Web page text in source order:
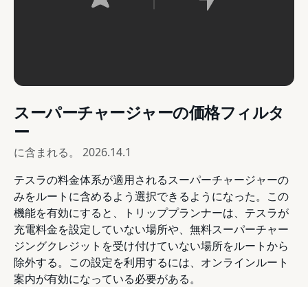
スーパーチャージャーの価格フィルタ
ー
に含まれる。 2026.14.1
テスラの料金体系が適用されるスーパーチャージャーの
みをルートに含めるよう選択できるようになった。この
機能を有効にすると、トリッププランナーは、テスラが
充電料金を設定していない場所や、無料スーパーチャー
ジングクレジットを受け付けていない場所をルートから
除外する。この設定を利用するには、オンラインルート
案内が有効になっている必要がある。